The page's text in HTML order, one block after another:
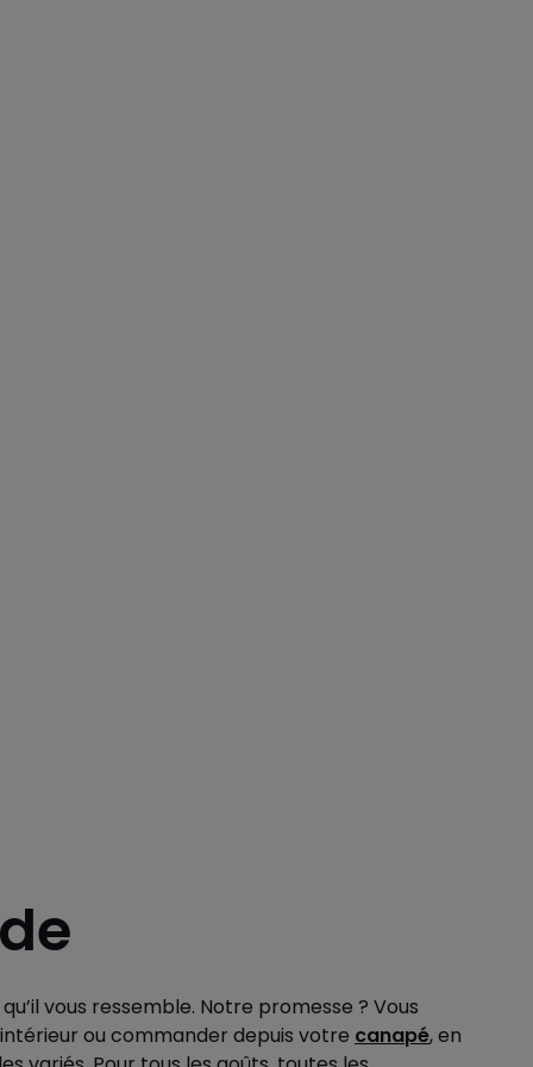
vous ressemble. Notre promesse ? Vous
ou commander depuis votre canapé, en